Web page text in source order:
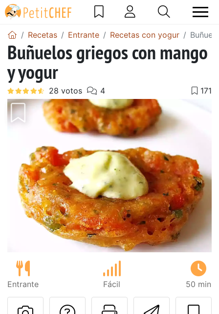
Recetas Entrante Recetas con yogur
Buñuelos griegos con mango
y yogur
Entrante Fácil 50 min